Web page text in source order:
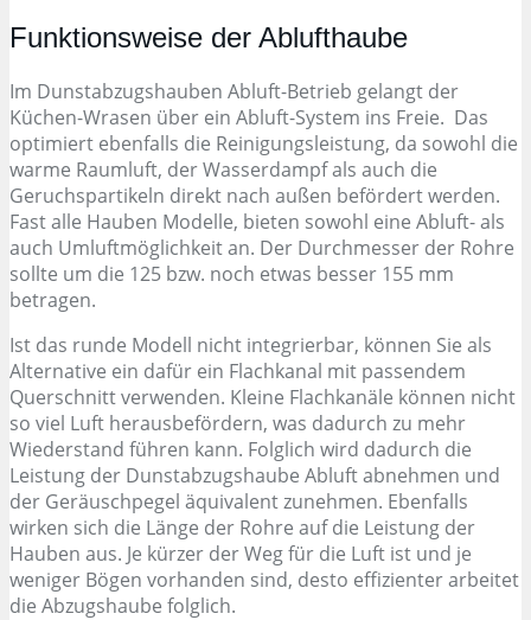
Funktionsweise der Ablufthaube
Im Dunstabzugshauben Abluft-Betrieb gelangt der
Küchen-Wrasen über ein Abluft-System ins Freie. Das
optimiert ebenfalls die Reinigungsleistung, da sowohl die
warme Raumluft, der Wasserdampf als auch die
Geruchspartikeln direkt nach außen befördert werden.
Fast alle Hauben Modelle, bieten sowohl eine Abluft- als
auch Umluftmöglichkeit an. Der Durchmesser der Rohre
sollte um die 125 bzw. noch etwas besser 155 mm
betragen.
Ist das runde Modell nicht integrierbar, können Sie als
Alternative ein dafür ein Flachkanal mit passendem
Querschnitt verwenden. Kleine Flachkanäle können nicht
so viel Luft herausbefördern, was dadurch zu mehr
Wiederstand führen kann. Folglich wird dadurch die
Leistung der Dunstabzugshaube Abluft abnehmen und
der Geräuschpegel äquivalent zunehmen. Ebenfalls
wirken sich die Länge der Rohre auf die Leistung der
Hauben aus. Je kürzer der Weg für die Luft ist und je
weniger Bögen vorhanden sind, desto effizienter arbeitet
die Abzugshaube folglich.